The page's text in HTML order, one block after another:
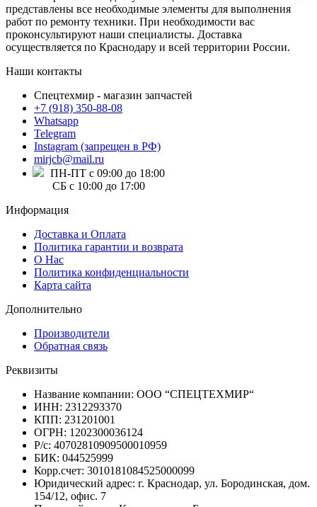
представлены все необходимые элементы для выполнения
работ по ремонту техники. При необходимости вас
проконсультируют наши специалисты. Доставка
осуществляется по Краснодару и всей территории России.
Наши контакты
Спецтехмир - магазин запчастей
+7 (918) 350-88-08
Whatsapp
Telegram
Instagram (запрещен в РФ)
mirjcb@mail.ru
ПН-ПТ с 09:00 до 18:00
СБ с 10:00 до 17:00
Информация
Доставка и Оплата
Политика гарантии и возврата
О Нас
Политика конфиденциальности
Карта сайта
Дополнительно
Производители
Обратная связь
Реквизиты
Название компании: ООО “СПЕЦТЕХМИР“
ИНН: 2312293370
КПП: 231201001
ОГРН: 1202300036124
Р/с: 40702810909500010959
БИК: 044525999
Корр.счет: 3010181084525000099
Юридический адрес: г. Краснодар, ул. Бородинская, дом.
154/12, офис. 7